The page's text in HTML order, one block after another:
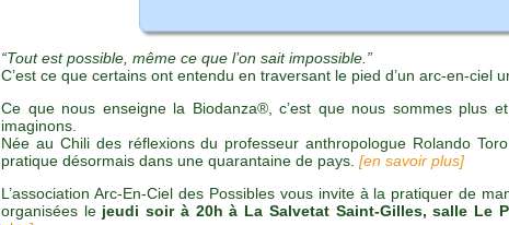
“Tout est possible, même ce que l’on sait impossible.”
C’est ce que certains ont entendu en traversant le pied d’un arc-en-ciel
Ce que nous enseigne la Biodanza®, c’est que nous sommes plus
imaginons.
Née au Chili des réflexions du professeur anthropologue Rolando
pratique désormais dans une quarantaine de pays. [en savoir plus]
L’association Arc-En-Ciel des Possibles vous invite à la pratiquer de
organisées le jeudi soir à 20h à La Salvetat Saint-Gilles, salle Le